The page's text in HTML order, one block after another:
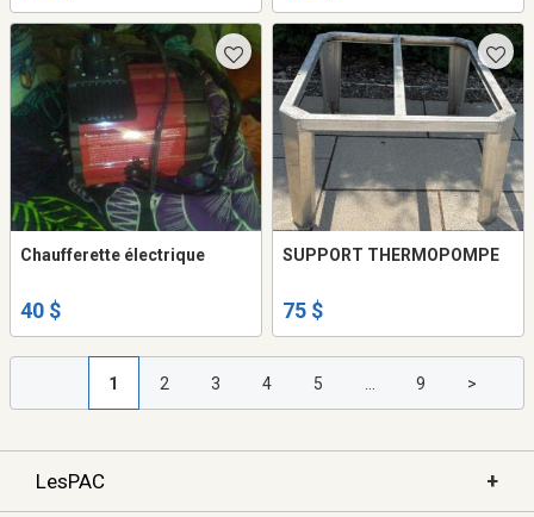
Chaufferette électrique
40 $
SUPPORT THERMOPOMPE
75 $
1 2 3 4 5 9 >
LesPAC +